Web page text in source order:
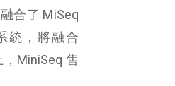
合了 MiSeq
統，將融合
MiniSeq 售